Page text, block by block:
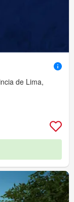
de Lima,